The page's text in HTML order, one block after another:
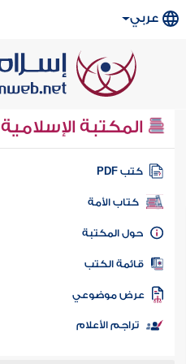
عربي
المكتبة الإسلامية
كتب PDF
كتاب الأمة
المكتبة
الكتب
موضوعي